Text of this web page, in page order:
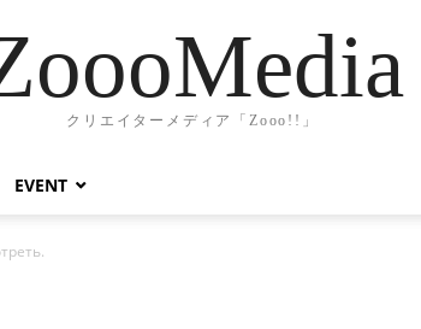
クリエイターメディア「Zooo!!」
EVENT